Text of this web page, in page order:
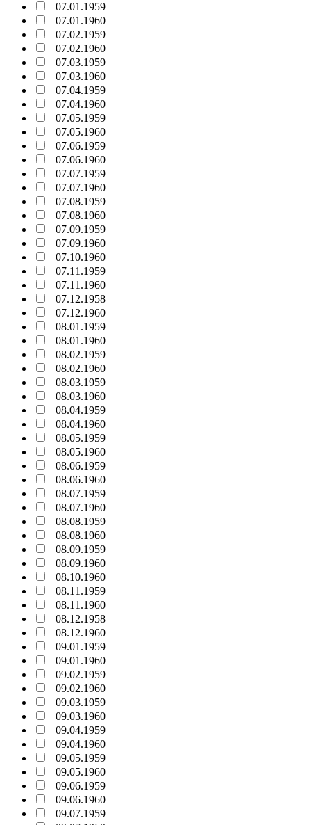
07.01.1959
07.01.1960
07.02.1959
07.02.1960
07.03.1959
07.03.1960
07.04.1959
07.04.1960
07.05.1959
07.05.1960
07.06.1959
07.06.1960
07.07.1959
07.07.1960
07.08.1959
07.08.1960
07.09.1959
07.09.1960
07.10.1960
07.11.1959
07.11.1960
07.12.1958
07.12.1960
08.01.1959
08.01.1960
08.02.1959
08.02.1960
08.03.1959
08.03.1960
08.04.1959
08.04.1960
08.05.1959
08.05.1960
08.06.1959
08.06.1960
08.07.1959
08.07.1960
08.08.1959
08.08.1960
08.09.1959
08.09.1960
08.10.1960
08.11.1959
08.11.1960
08.12.1958
08.12.1960
09.01.1959
09.01.1960
09.02.1959
09.02.1960
09.03.1959
09.03.1960
09.04.1959
09.04.1960
09.05.1959
09.05.1960
09.06.1959
09.06.1960
09.07.1959